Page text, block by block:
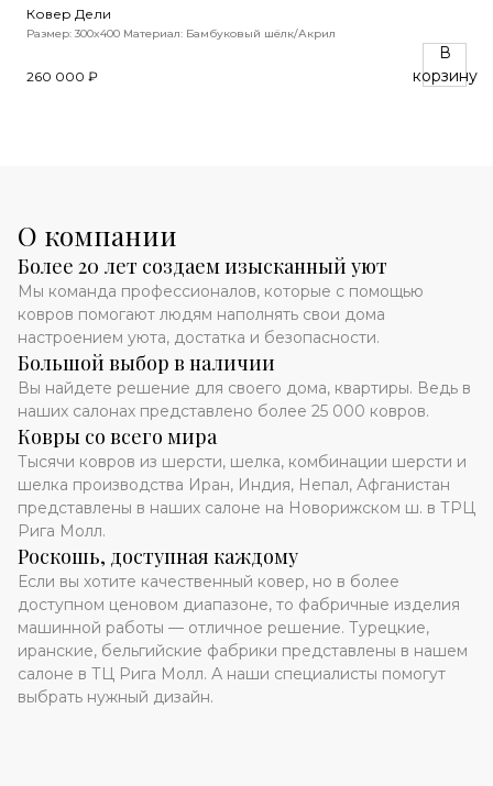
Ковер Дели
Размер: 300x400 Материал: Бамбуковый шёлк/Акрил
260 000 ₽
В
корзину
О компании
Более 20 лет создаем изысканный уют
Мы команда профессионалов, которые с помощью
ковров помогают людям наполнять свои дома
настроением уюта, достатка и безопасности.
Большой выбор в наличии
Вы найдете решение для своего дома, квартиры. Ведь в
наших салонах представлено более 25 000 ковров.
Ковры со всего мира
Тысячи ковров из шерсти, шелка, комбинации шерсти и
шелка производства Иран, Индия, Непал, Афганистан
представлены в наших салоне на Новорижском ш. в ТРЦ
Рига Молл.
Роскошь, доступная каждому
Если вы хотите качественный ковер, но в более
доступном ценовом диапазоне, то фабричные изделия
машинной работы — отличное решение. Турецкие,
иранские, бельгийские фабрики представлены в нашем
салоне в ТЦ Рига Молл. А наши специалисты помогут
выбрать нужный дизайн.